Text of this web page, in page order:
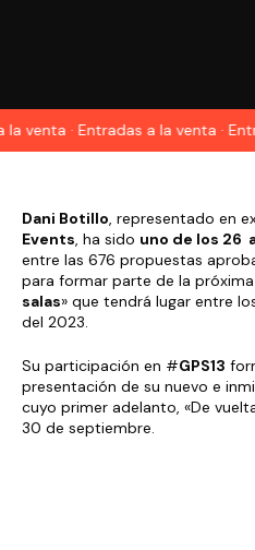
la venta · Entradas a la venta ·
Dani Botillo, representado en
Events, ha sido uno de los 26
entre las 676 propuestas
para formar parte de la
salas» que tendrá lugar entre
del 2023.
Su participación en #GPS13
presentación de su nuevo e
cuyo primer adelanto, «De
30 de septiembre.